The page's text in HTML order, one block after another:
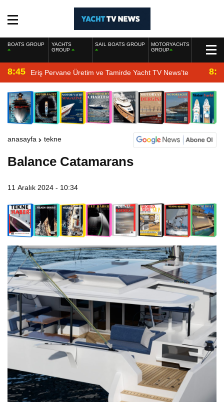
BOATS GROUP
YACHTS
GROUP
SAIL BOATS GROUP
MOTORYACHTS
GROUP
8:45 Eriş Pervane Üretim ve Tamirde Yacht TV News’te
anasayfa tekne
Balance Catamarans
11 Aralık 2024 - 10:34